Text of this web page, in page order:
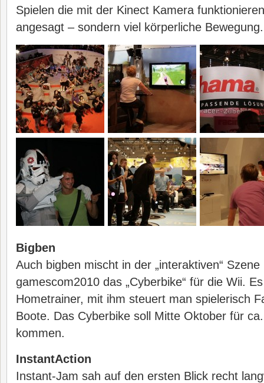
Spielen die mit der Kinect Kamera
angesagt – sondern viel körperliche Bewegung.
Bigben
Auch bigben mischt in der „interaktiven“
gamescom2010 das „Cyberbike“ für die Wii.
Hometrainer, mit ihm steuert man spielerisch
Boote. Das Cyberbike soll Mitte Oktober für
kommen.
InstantAction
Instant-Jam sah auf den ersten Blick recht